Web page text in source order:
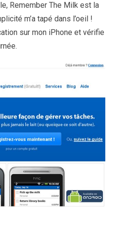
Remember The Milk est la
m’a tapé dans l’oeil !
sur mon iPhone et vérifie